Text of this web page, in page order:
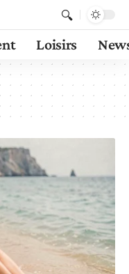
Loisirs